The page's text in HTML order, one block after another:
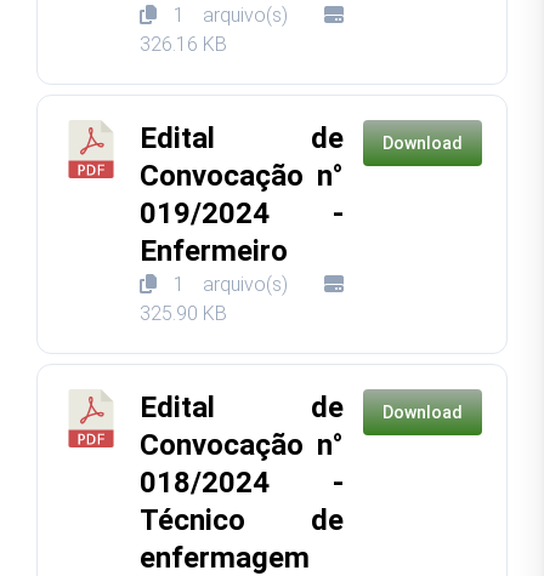
1 arquivo(s)
326.16 KB
Edital de
Convocação n°
019/2024 -
Enfermeiro
1 arquivo(s)
325.90 KB
Download
Edital de
Convocação n°
018/2024 -
Técnico de
enfermagem
Download